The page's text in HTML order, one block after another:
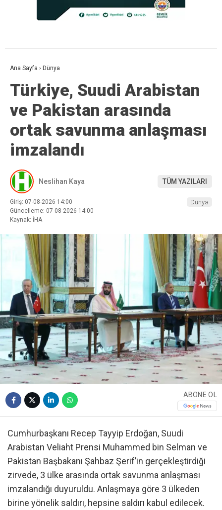
Ana Sayfa › Dünya
Türkiye, Suudi Arabistan
ve Pakistan arasında
ortak savunma anlaşması
imzalandı
Neslihan Kaya TÜM YAZILARI
Giriş: 07-08-2026 14:00
Güncelleme: 07-08-2026 14:00
Kaynak: İHA
Dünya
ABONE OL
Cumhurbaşkanı Recep Tayyip Erdoğan, Suudi
Arabistan Veliaht Prensi Muhammed bin Selman ve
Pakistan Başbakanı Şahbaz Şerif’in gerçekleştirdiği
zirvede, 3 ülke arasında ortak savunma anlaşması
imzalandığı duyuruldu. Anlaşmaya göre 3 ülkeden
birine yönelik saldırı, hepsine saldırı kabul edilecek.